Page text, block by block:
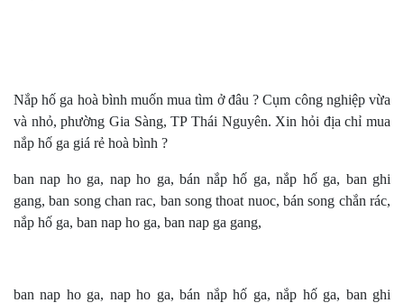
Nắp hố ga hoà bình muốn mua tìm ở đâu ? Cụm công nghiệp vừa
và nhỏ, phường Gia Sàng, TP Thái Nguyên. Xin hỏi địa chỉ mua
nắp hố ga giá rẻ hoà bình ?
ban nap ho ga, nap ho ga, bán nắp hố ga, nắp hố ga, ban ghi
gang, ban song chan rac, ban song thoat nuoc, bán song chắn rác,
nắp hố ga, ban nap ho ga, ban nap ga gang,
ban nap ho ga, nap ho ga, bán nắp hố ga, nắp hố ga, ban ghi